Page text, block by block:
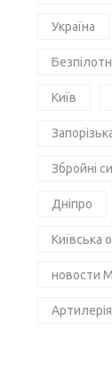
Україна
Київ
Збройні
Дніпро
Київська
новости
Артилерія